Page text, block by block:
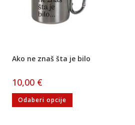
Ako ne znaš šta je bilo
10,00 €
Odaberi opcije